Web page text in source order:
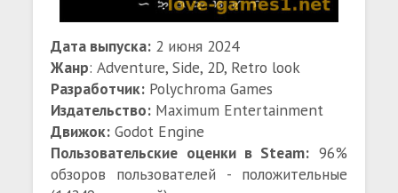
Дата выпуска: 2 июня 2024
Жанр: Adventure, Side, 2D, Retro look
Разработчик: Polychroma Games
Издательство: Maximum Entertainment
Движок: Godot Engine
Пользовательские оценки в Steam: 96%
обзоров пользователей - положительные